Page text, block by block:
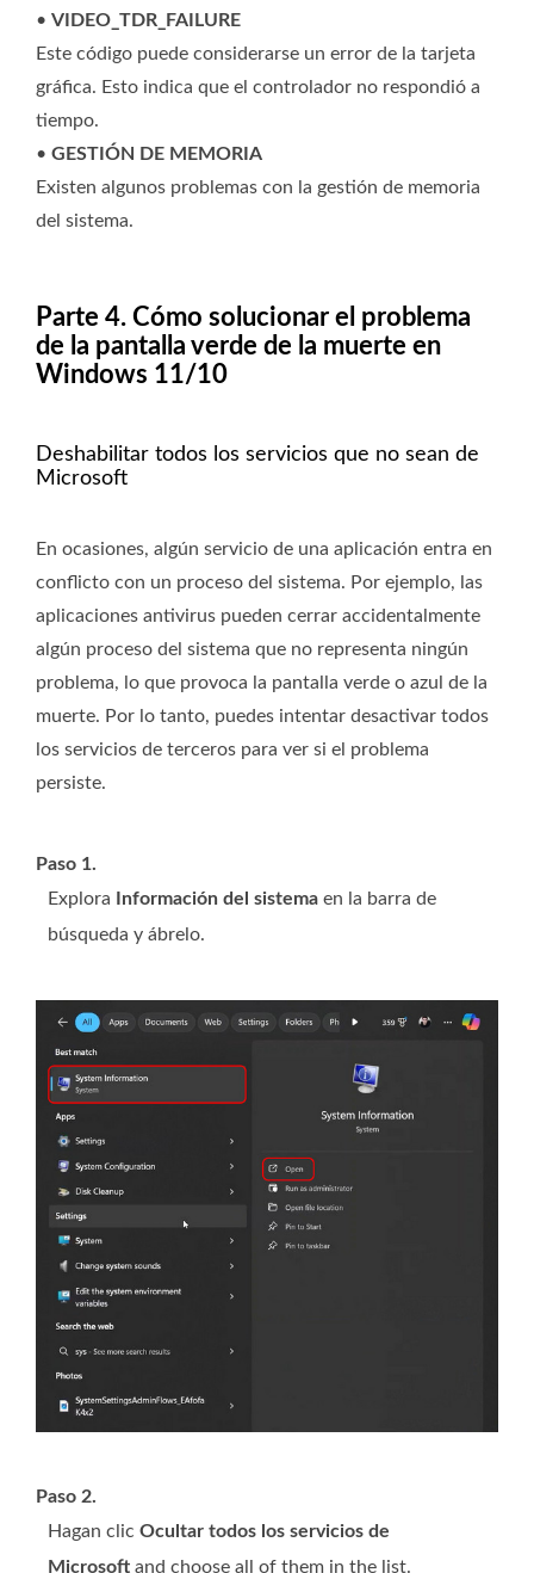
• VIDEO_TDR_FAILURE
Este código puede considerarse un error de la tarjeta
gráfica. Esto indica que el controlador no respondió a
tiempo.
• GESTIÓN DE MEMORIA
Existen algunos problemas con la gestión de memoria
del sistema.
Parte 4. Cómo solucionar el problema
de la pantalla verde de la muerte en
Windows 11/10
Deshabilitar todos los servicios que no sean de
Microsoft
En ocasiones, algún servicio de una aplicación entra en
conflicto con un proceso del sistema. Por ejemplo, las
aplicaciones antivirus pueden cerrar accidentalmente
algún proceso del sistema que no representa ningún
problema, lo que provoca la pantalla verde o azul de la
muerte. Por lo tanto, puedes intentar desactivar todos
los servicios de terceros para ver si el problema
persiste.
Paso 1.
Explora Información del sistema en la barra de
búsqueda y ábrelo.
Paso 2.
Hagan clic Ocultar todos los servicios de
Microsoft and choose all of them in the list.